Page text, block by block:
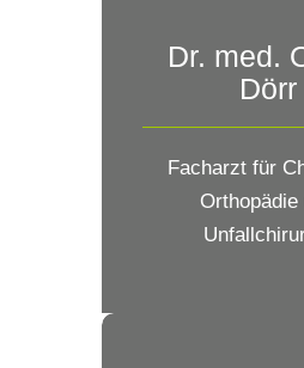
Dr. med.
Dörr
Facharzt für
Orthopädie